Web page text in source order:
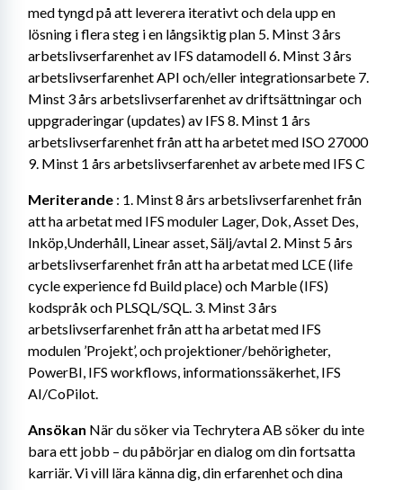
med tyngd på att leverera iterativt och dela upp en
lösning i flera steg i en långsiktig plan 5. Minst 3 års
arbetslivserfarenhet av IFS datamodell 6. Minst 3 års
arbetslivserfarenhet API och/eller integrationsarbete 7.
Minst 3 års arbetslivserfarenhet av driftsättningar och
uppgraderingar (updates) av IFS 8. Minst 1 års
arbetslivserfarenhet från att ha arbetet med ISO 27000
9. Minst 1 års arbetslivserfarenhet av arbete med IFS C
Meriterande : 1. Minst 8 års arbetslivserfarenhet från
att ha arbetat med IFS moduler Lager, Dok, Asset Des,
Inköp,Underhåll, Linear asset, Sälj/avtal 2. Minst 5 års
arbetslivserfarenhet från att ha arbetat med LCE (life
cycle experience fd Build place) och Marble (IFS)
kodspråk och PLSQL/SQL. 3. Minst 3 års
arbetslivserfarenhet från att ha arbetat med IFS
modulen ’Projekt’, och projektioner/behörigheter,
PowerBI, IFS workflows, informationssäkerhet, IFS
AI/CoPilot.
Ansökan När du söker via Techrytera AB söker du inte
bara ett jobb – du påbörjar en dialog om din fortsatta
karriär. Vi vill lära känna dig, din erfarenhet och dina